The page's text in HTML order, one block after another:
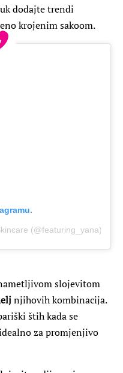
dodajte trendi
krojenim sakoom.
(@featuring_yana)
slojevitom
njihovih kombinacija.
štih kada se
za promjenjivo